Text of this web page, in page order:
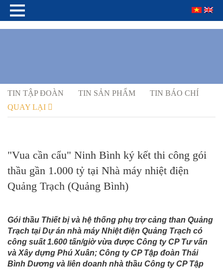
TIN TẬP ĐOÀN TIN SẢN PHẨM
TIN BÁO CHÍ
QUAY LẠI
"Vua cần cẩu" Ninh Bình ký kết thi công gói
thầu gần 1.000 tỷ tại Nhà máy nhiệt điện
Quảng Trạch (Quảng Bình)
Gói thầu Thiết bị và hệ thống phụ trợ cảng than Quảng
Trạch tại Dự án nhà máy Nhiệt điện Quảng Trạch có
công suất 1.600 tấn/giờ vừa được Công ty CP Tư vấn
và Xây dựng Phú Xuân; Công ty CP Tập đoàn Thái
Bình Dương và liên doanh nhà thầu Công ty CP Tập